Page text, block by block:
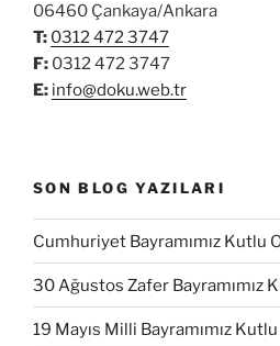
06460 Çankaya/Ankara
T: 0312 472 3747
F: 0312 472 3747
E: info@doku.web.tr
SON BLOG YAZILARI
Cumhuriyet Bayramımız Kutlu
30 Ağustos Zafer Bayramımız
19 Mayıs Milli Bayramımız